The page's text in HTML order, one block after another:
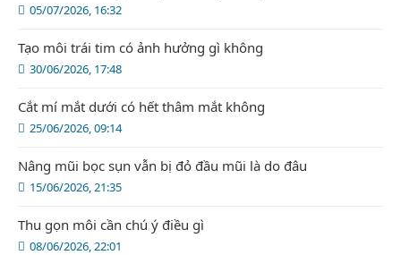
05/07/2026, 16:32
30/06/2026, 17:48
Tạo môi trái tim có ảnh hưởng gì không
25/06/2026, 09:14
Cắt mí mắt dưới có hết thâm mắt không
15/06/2026, 21:35
Nâng mũi bọc sụn vẫn bị đỏ đầu mũi là do đâu
08/06/2026, 22:01
Thu gọn môi cần chú ý điều gì